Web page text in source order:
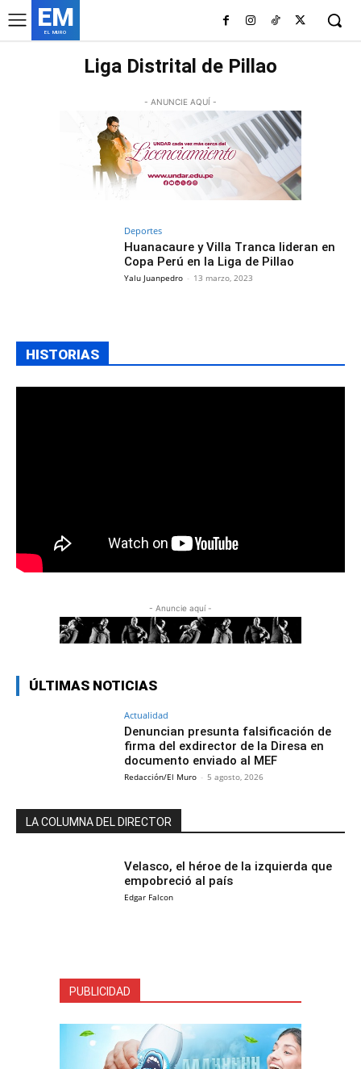
EM
EL MURO
Liga Distrital de Pillao
- ANUNCIE AQUÍ -
Deportes
Huanacaure y Villa Tranca lideran en
Copa Perú en la Liga de Pillao
Yalu Juanpedro - 13 marzo, 2023
HISTORIAS
- Anuncie aquí -
ÚLTIMAS NOTICIAS
Actualidad
Denuncian presunta falsificación de
firma del exdirector de la Diresa en
documento enviado al MEF
Redacción/El Muro - 5 agosto, 2026
LA COLUMNA DEL DIRECTOR
Velasco, el héroe de la izquierda que
empobreció al país
Edgar Falcon
PUBLICIDAD